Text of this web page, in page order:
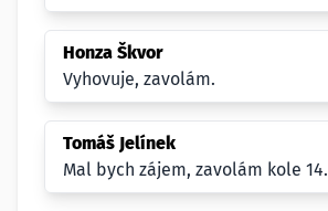
Honza Škvor
Vyhovuje, zavolám.
Tomáš Jelínek
Mal bych zájem, zavolám kole 14.